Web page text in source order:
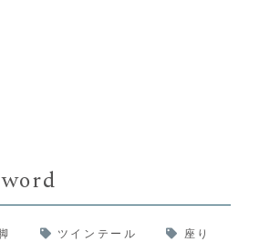
ツインテール 座り